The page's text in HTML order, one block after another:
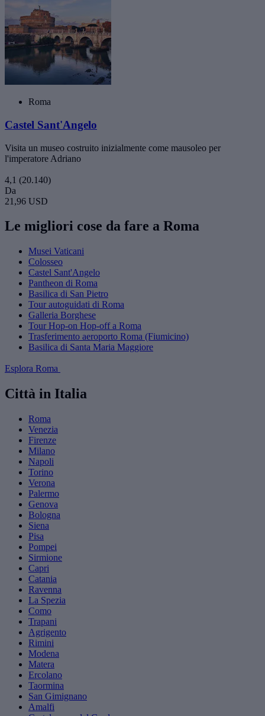
Roma
Castel Sant'Angelo
Visita un museo costruito inizialmente come mausoleo per
l'imperatore Adriano
4,1 (20.140)
Da
21,96 USD
Le migliori cose da fare a Roma
Musei Vaticani
Colosseo
Castel Sant'Angelo
Pantheon di Roma
Basilica di San Pietro
Tour autoguidati di Roma
Galleria Borghese
Tour Hop-on Hop-off a Roma
Trasferimento aeroporto Roma (Fiumicino)
Basilica di Santa Maria Maggiore
Esplora Roma
Città in Italia
Roma
Venezia
Firenze
Milano
Napoli
Torino
Verona
Palermo
Genova
Bologna
Siena
Pisa
Pompei
Sirmione
Capri
Catania
Ravenna
La Spezia
Como
Trapani
Agrigento
Rimini
Modena
Matera
Ercolano
Taormina
San Gimignano
Amalfi